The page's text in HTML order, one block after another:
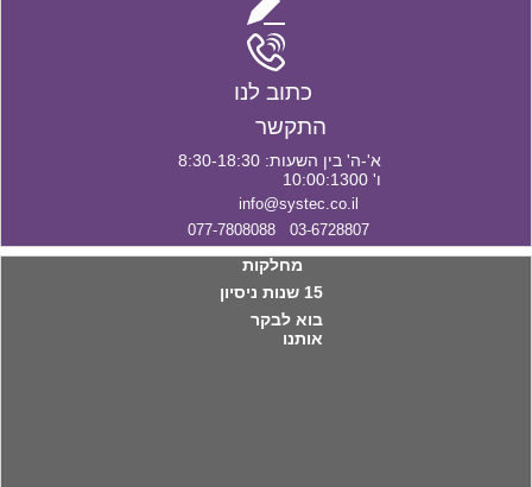
15 שנות ניסיון
בוא לבקר
אותנו
מחלקות
כתוב לנו
התקשר
א'-ה' בין השעות: 8:30-18:30
ו' 10:00:1300
03-6728807 077-7808088
info@systec.co.il